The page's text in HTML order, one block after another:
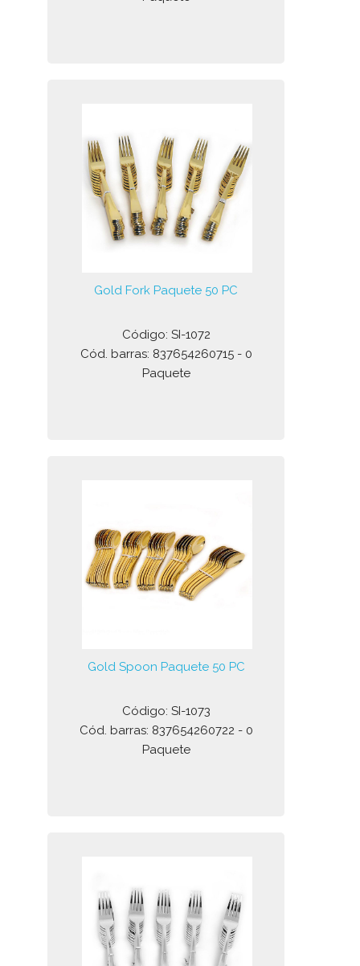
Gold Fork Paquete 50 PC
Código: SI-1072
Cód. barras: 837654260715 - 0
Paquete
Gold Spoon Paquete 50 PC
Código: SI-1073
Cód. barras: 837654260722 - 0
Paquete